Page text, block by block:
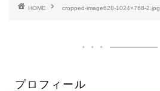
HOME cropped-image628-1024×768-2.jpg
プロフィール